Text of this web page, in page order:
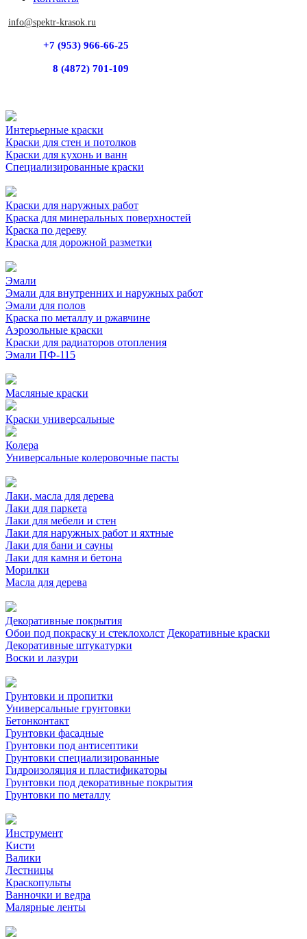
info@spektr-krasok.ru
+7 (953) 966-66-25
8 (4872) 701-109
Интерьерные краски
Краски для стен и потолков
Краски для кухонь и ванн
Специализированные краски
Краски для наружных работ
Краска для минеральных поверхностей
Краска по дереву
Краска для дорожной разметки
Эмали
Эмали для внутренних и наружных работ
Эмали для полов
Краска по металлу и ржавчине
Аэрозольные краски
Краски для радиаторов отопления
Эмали ПФ-115
Масляные краски
Краски универсальные
Колера
Универсальные колеровочные пасты
Лаки, масла для дерева
Лаки для паркета
Лаки для мебели и стен
Лаки для наружных работ и яхтные
Лаки для бани и сауны
Лаки для камня и бетона
Морилки
Масла для дерева
Декоративные покрытия
Обои под покраску и стеклохолст Декоративные краски
Декоративные штукатурки
Воски и лазури
Грунтовки и пропитки
Универсальные грунтовки
Бетонконтакт
Грунтовки фасадные
Грунтовки под антисептики
Грунтовки специализированные
Гидроизоляция и пластификаторы
Грунтовки под декоративные покрытия
Грунтовки по металлу
Инструмент
Кисти
Валики
Лестницы
Краскопульты
Ванночки и ведра
Малярные ленты